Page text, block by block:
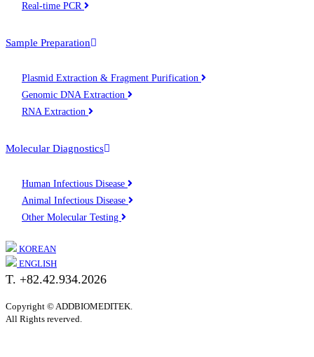
Real-time PCR
Sample Preparation
Plasmid Extraction & Fragment Purification
Genomic DNA Extraction
RNA Extraction
Molecular Diagnostics
Human Infectious Disease
Animal Infectious Disease
Other Molecular Testing
KOREAN
ENGLISH
T. +82.42.934.2026
Copyright © ADDBIOMEDITEK.
All Rights reverved.